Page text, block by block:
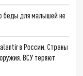
беды для малышей не
в России. Страны
ВСУ теряют